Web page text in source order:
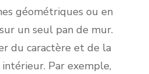
géométriques ou en
un seul pan de mur.
du caractère et de la
Par exemple,